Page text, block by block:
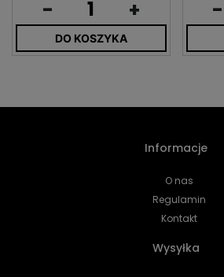
- +
DO KOSZYKA
-
Informacje
O nas
Regulamin
Kontakt
Wysyłka